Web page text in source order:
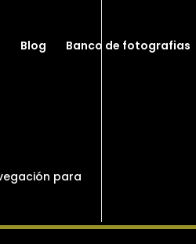
Blog Banco de fotografias
para